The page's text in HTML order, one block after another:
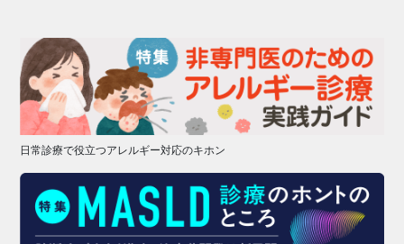
日常診療で役立つアレルギー対応のキホン